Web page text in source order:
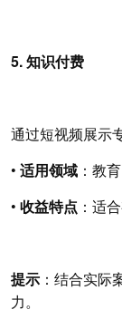
5. 知识付费
通过短视频展示
• 适用领域 ：教
• 收益特点 ：适
提示 ：结合实际
力。